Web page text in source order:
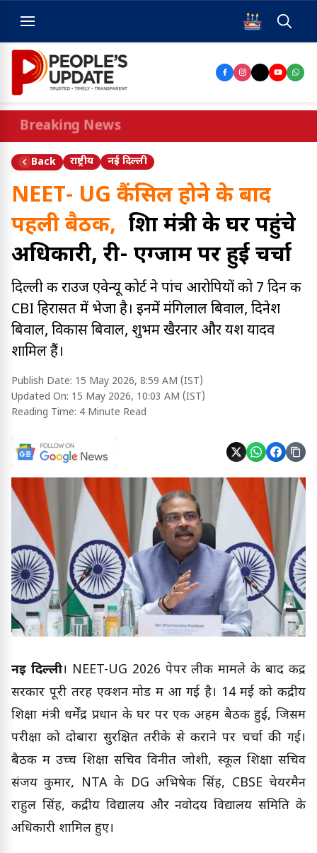
Breaking News
Back राष्ट्रीय नई दिल्ली
NEET- UG कैंसिल होने के बाद
पहली बैठक, शिक्षा मंत्री के घर पहुंचे
अधिकारी, री- एग्जाम पर हुई चर्चा
दिल्ली की राउज एवेन्यू कोर्ट ने पांच आरोपियों को 7 दिन की
CBI हिरासत में भेजा है। इनमें मंगिलाल बिवाल, दिनेश
बिवाल, विकास बिवाल, शुभम खैरनार और यश यादव
शामिल हैं।
Publish Date: 15 May 2026, 8:59 AM (IST)
Updated On: 15 May 2026, 10:03 AM (IST)
Reading Time: 4 Minute Read
नई दिल्ली। NEET-UG 2026 पेपर लीक मामले के बाद केंद्र
सरकार पूरी तरह एक्शन मोड में आ गई है। 14 मई को केंद्रीय
शिक्षा मंत्री धर्मेंद्र प्रधान के घर पर एक अहम बैठक हुई, जिसमें
परीक्षा को दोबारा सुरक्षित तरीके से कराने पर चर्चा की गई।
बैठक में उच्च शिक्षा सचिव विनीत जोशी, स्कूल शिक्षा सचिव
संजय कुमार, NTA के DG अभिषेक सिंह, CBSE चेयरमैन
राहुल सिंह, केंद्रीय विद्यालय और नवोदय विद्यालय समिति के
अधिकारी शामिल हुए।